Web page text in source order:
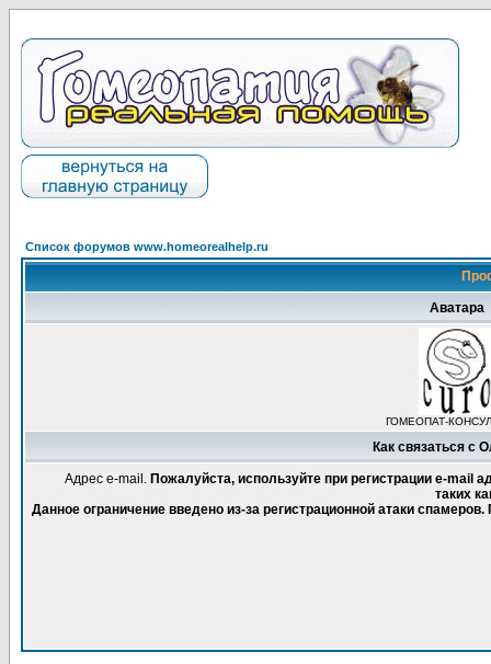
Список форумов www.homeorealhelp.ru
Аватара
ГОМЕОПАТ-
Как связаться с
Адрес e-mail. Пожалуйста, используйте при регистрации e-mail
таких
Данное ограничение введено из-за регистрационной атаки